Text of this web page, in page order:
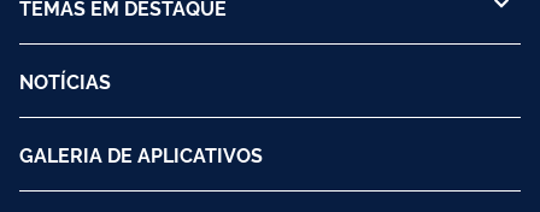
TEMAS EM DESTAQUE
NOTÍCIAS
GALERIA DE APLICATIVOS